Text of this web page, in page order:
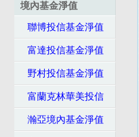
境內基金淨值
聯博投信基金淨值
富達投信基金淨值
野村投信基金淨值
富蘭克林華美投信
瀚亞境內基金淨值